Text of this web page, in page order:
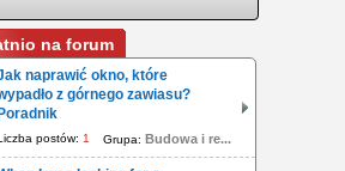
na forum
naprawić okno, które
z górnego zawiasu?
Poradnik
postów: 1 Grupa: Budowa i re...